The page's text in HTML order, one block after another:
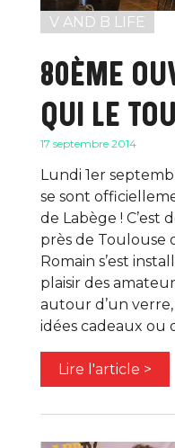
V AND B LIFE
80ÈME
QUI LE
17 septembre 2014
Lundi 1er
se sont
de Labège ! C’est
près de Toulouse
Romain s’est
plaisir des
autour d’un
idées cadeaux ou
Lire l'article >